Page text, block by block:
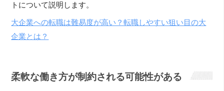
トについて説明します。
大企業への転職は難易度が高い？転職しやすい狙い目の大
企業とは？
柔軟な働き方が制約される可能性がある